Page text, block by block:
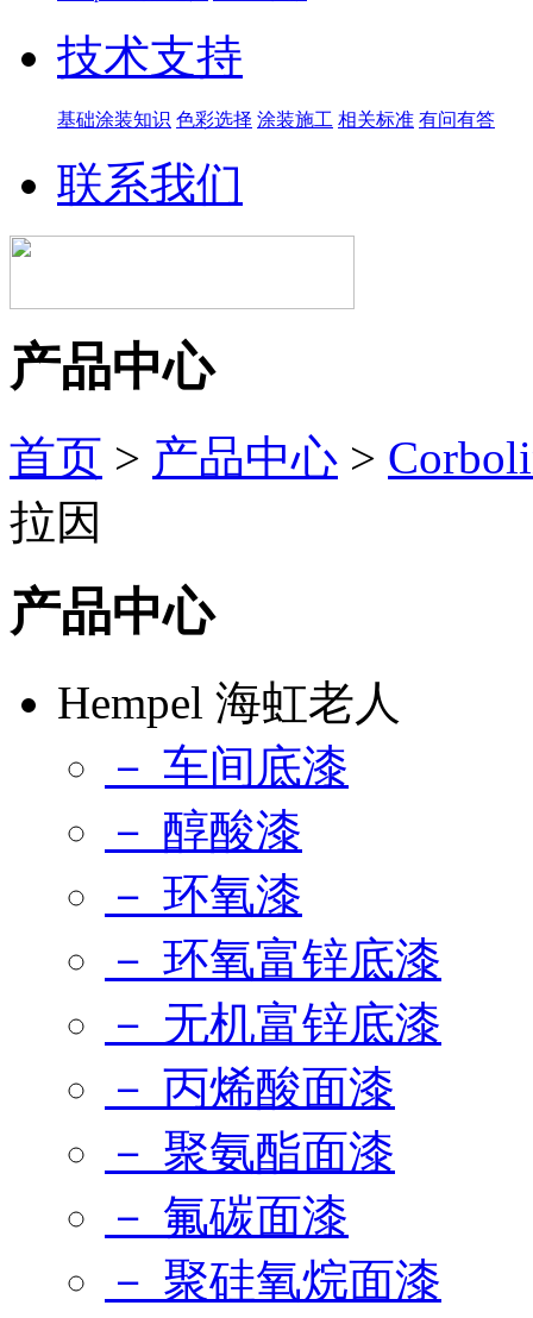
技术支持
基础涂装知识 色彩选择 涂装施工 相关标准 有问有答
联系我们
产品中心
首页 > 产品中心 >
拉因
产品中心
Hempel 海虹老人
－ 车间底漆
－ 醇酸漆
－ 环氧漆
－ 环氧富锌底漆
－ 无机富锌底漆
－ 丙烯酸面漆
－ 聚氨酯面漆
－ 氟碳面漆
－ 聚硅氧烷面漆